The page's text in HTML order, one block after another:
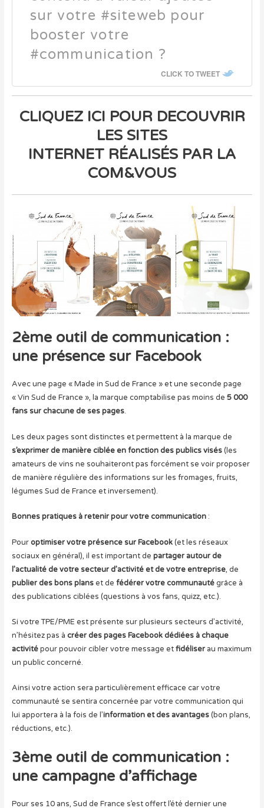
sur votre #siteweb pour
booster votre
#communication ?
CLICK TO TWEET
CLIQUEZ ICI POUR DECOUVRIR
LES SITES
INTERNET RÉALISÉS PAR LA
COM&VOUS
2ème outil de communication :
une présence sur Facebook
Avec une page « Made in Sud de France » et une seconde page
« Vin Sud de France », la marque comptabilise pas moins de 5 000
fans sur chacune de ses pages.
Les deux pages sont distinctes et permettent à la marque de
s’exprimer de manière ciblée en fonction des publics visés(les
amateurs de vins ne souhaiteront pas forcément se voir proposer
de manière régulière des informations sur les fromages, fruits,
légumes Sud de France et inversement).
Bonnes pratiques à retenir pour votre communication:
Pouroptimiser votre présence sur Facebook(et les réseaux
sociaux en général), il est important de partager autour de
l’actualité de votre secteur d’activité et de votre entreprise, de
publier des bons planset de fédérer votre communautégrâce à
des publications ciblées (questions à vos fans, quizz, etc.).
Si votre TPE/PME est présente sur plusieurs secteurs d’activité,
n’hésitez pas à créer des pages Facebook dédiées à chaque
activitépour pouvoir cibler votre message etfidéliserau maximum
un public concerné.
Ainsi votre action sera particulièrement efficace car votre
communauté se sentira concernée par votre communication qui
lui apportera à la fois de l’information et des avantages(bon plans,
réductions, etc.).
3ème outil de communication :
une campagne d’affichage
Pour ses 10 ans, Sud de France s’est offert l’été dernier une